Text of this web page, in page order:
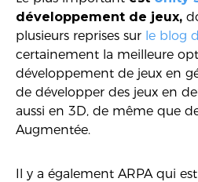
développement de jeux,
plusieurs reprises sur le blog
certainement la meilleure
développement de jeux en
de développer des jeux en
aussi en 3D, de même que
Augmentée.
Il y a également ARPA qui